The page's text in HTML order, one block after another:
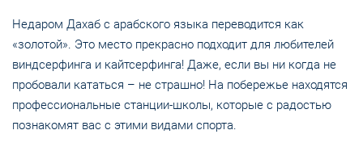
Недаром Дахаб с арабского языка переводится как
«золотой». Это место прекрасно подходит для любителей
виндсерфинга и кайтсерфинга! Даже, если вы ни когда не
пробовали кататься – не страшно! На побережье находятся
профессиональные станции-школы, которые с радостью
познакомят вас с этими видами спорта.